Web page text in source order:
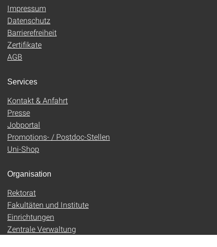
Impressum
Datenschutz
Barrierefreiheit
Zertifikate
AGB
Services
Kontakt & Anfahrt
Presse
Jobportal
Promotions- / Postdoc-Stellen
Uni-Shop
Organisation
Rektorat
Fakultäten und Institute
Einrichtungen
Zentrale Verwaltung